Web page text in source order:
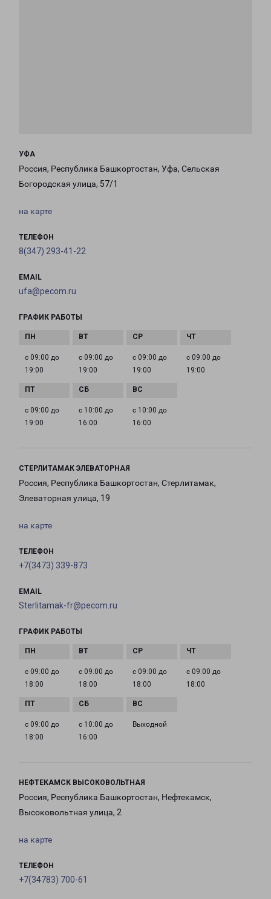
УФА
Россия, Республика Башкортостан, Уфа, Сельская
Богородская улица, 57/1
на карте
ТЕЛЕФОН
8(347) 293-41-22
EMAIL
ufa@pecom.ru
ГРАФИК РАБОТЫ
с 09:00 до
19:00
с 09:00 до
19:00
с 09:00 до
19:00
с 09:00 до
19:00
с 09:00 до
19:00
с 10:00 до
16:00
с 10:00 до
16:00
СТЕРЛИТАМАК ЭЛЕВАТОРНАЯ
Россия, Республика Башкортостан, Стерлитамак,
Элеваторная улица, 19
на карте
ТЕЛЕФОН
+7(3473) 339-873
EMAIL
Sterlitamak-fr@pecom.ru
ГРАФИК РАБОТЫ
с 09:00 до
18:00
с 09:00 до
18:00
с 09:00 до
18:00
с 09:00 до
18:00
с 09:00 до
18:00
с 10:00 до
16:00
Выходной
НЕФТЕКАМСК ВЫСОКОВОЛЬТНАЯ
Россия, Республика Башкортостан, Нефтекамск,
Высоковольтная улица, 2
на карте
ТЕЛЕФОН
+7(34783) 700-61